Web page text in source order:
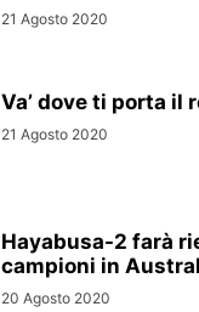
21 Agosto 2020
Va’ dove ti porta il
21 Agosto 2020
Hayabusa-2 farà
campioni in
20 Agosto 2020